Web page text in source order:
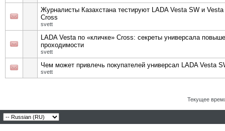
Журналисты Казахстана тестируют LADA Vesta SW и Vesta
Cross
svett
LADA Vesta по «кличке» Cross: секреты универсала
проходимости
svett
Чем может привлечь покупателей универсал LADA Vesta
svett
Текущее